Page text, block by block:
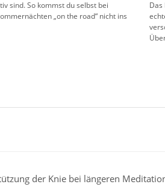
sind. So kommst du selbst bei
„on the road“ nicht ins
Das
der Knie bei längeren